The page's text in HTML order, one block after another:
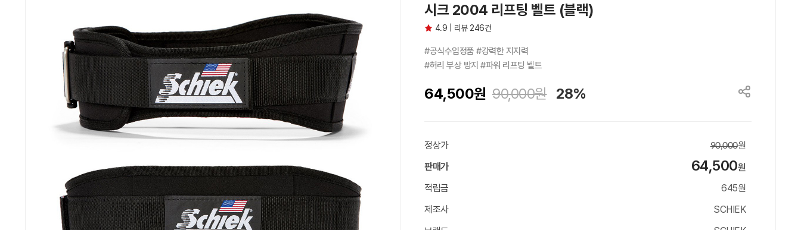
시크 2004 리프팅 벨트 (블랙)
4.9 | 리뷰 246건
#공식수입정품 #강력한 지지력
#허리 부상 방지 #파워 리프팅 벨트
64,500원 90,000원 28%
정상가 90,000원
판매가
64,500원
적립금
645원
제조사
SCHIEK